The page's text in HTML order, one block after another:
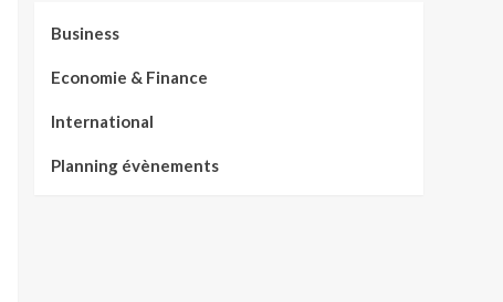
Business
Economie & Finance
International
Planning évènements